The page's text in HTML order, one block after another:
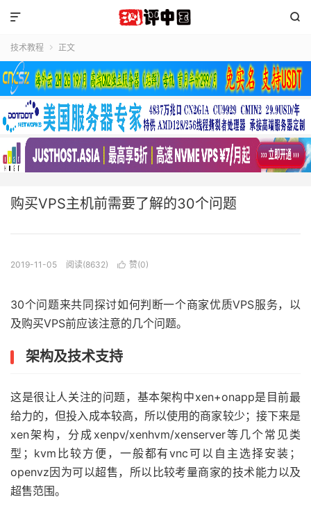


技术教程  正文
购买VPS主机前需要了解的30个问题
2019-11-05 阅读(8632)  赞(0)
30个问题来共同探讨如何判断一个商家优质VPS服务，以
及购买VPS前应该注意的几个问题。
架构及技术支持
这是很让人关注的问题，基本架构中xen+onapp是目前最
给力的，但投入成本较高，所以使用的商家较少；接下来是
xen架构，分成xenpv/xenhvm/xenserver等几个常见类
型；kvm比较方便，一般都有vnc可以自主选择安装；
openvz因为可以超售，所以比较考量商家的技术能力以及
超售范围。